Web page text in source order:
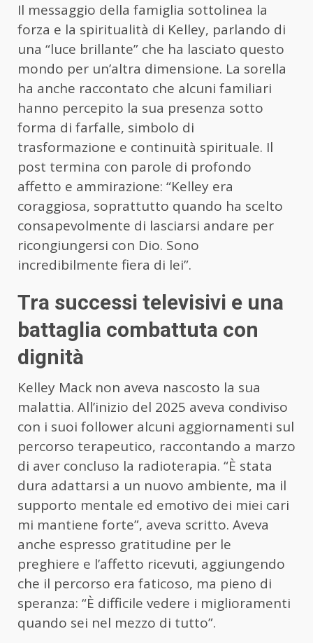
Il messaggio della famiglia sottolinea la
forza e la spiritualità di Kelley, parlando di
una “luce brillante” che ha lasciato questo
mondo per un’altra dimensione. La sorella
ha anche raccontato che alcuni familiari
hanno percepito la sua presenza sotto
forma di farfalle, simbolo di
trasformazione e continuità spirituale. Il
post termina con parole di profondo
affetto e ammirazione: “Kelley era
coraggiosa, soprattutto quando ha scelto
consapevolmente di lasciarsi andare per
ricongiungersi con Dio. Sono
incredibilmente fiera di lei”.
Tra successi televisivi e una
battaglia combattuta con
dignità
Kelley Mack non aveva nascosto la sua
malattia. All’inizio del 2025 aveva condiviso
con i suoi follower alcuni aggiornamenti sul
percorso terapeutico, raccontando a marzo
di aver concluso la radioterapia. “È stata
dura adattarsi a un nuovo ambiente, ma il
supporto mentale ed emotivo dei miei cari
mi mantiene forte”, aveva scritto. Aveva
anche espresso gratitudine per le
preghiere e l’affetto ricevuti, aggiungendo
che il percorso era faticoso, ma pieno di
speranza: “È difficile vedere i miglioramenti
quando sei nel mezzo di tutto”.